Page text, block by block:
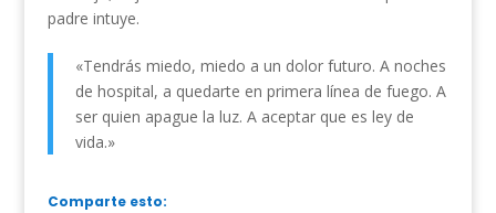
padre intuye.
«Tendrás miedo, miedo a un dolor futuro. A noches
de hospital, a quedarte en primera línea de fuego. A
ser quien apague la luz. A aceptar que es ley de
vida.»
Comparte esto: